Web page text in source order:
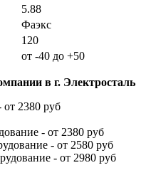
5.88
Фаэкс
120
от -40 до +50
в г. Электросталь
от 2380 руб
- от 2380 руб
- от 2580 руб
- от 2980 руб